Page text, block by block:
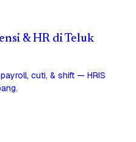
& HR di Teluk
cuti, & shift — HRIS